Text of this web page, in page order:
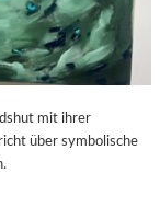
mit ihrer
über symbolische